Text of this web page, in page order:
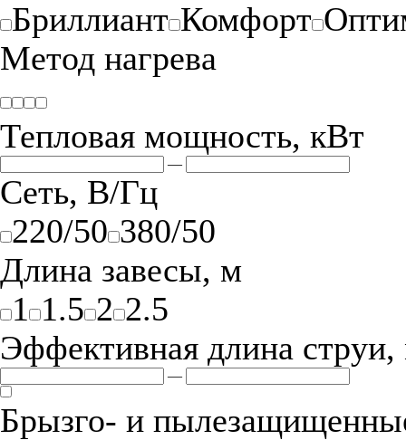
Бриллиант Комфорт
Метод нагрева
Тепловая мощность, кВт
—
Сеть, В/Гц
220/50 380/50
Длина завесы, м
1 1.5 2 2.5
Эффективная длина
—
Брызго- и